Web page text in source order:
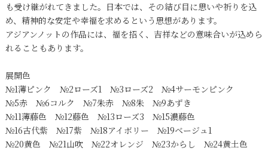
も受け継がれてきました。日本では、その結び目に思いや祈りを込
め、精神的な安定や幸福を求めるという思想があります。
アジアンノットの作品には、福を招く、吉祥などの意味合いが込めら
れることもあります。
展開色
№1薄ピンク №2ローズ1 №3ローズ2 №4サーモンピンク
№5赤 №6コルク №7朱赤 №8朱 №9あずき
№11薄藤色 №12藤色 №13ローズ3 №15濃藤色
№16古代紫 №17紫 №18アイボリー №19ベージュ1
№20黄色 №21山吹 №22オレンジ №23からし №24黄土色